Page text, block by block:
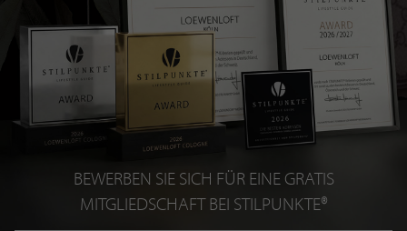
BEWERBEN SIE SICH FÜR EINE GRATIS
MITGLIEDSCHAFT BEI STILPUNKTE®